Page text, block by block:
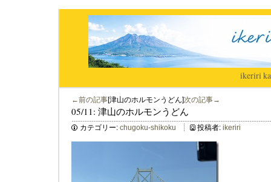
ikeriri|
←前の記事[津山のホルモンうどん]次の記事→
05/11: 津山のホルモンうどん
カテゴリー: chugoku-shikoku 投稿者: ikeriri